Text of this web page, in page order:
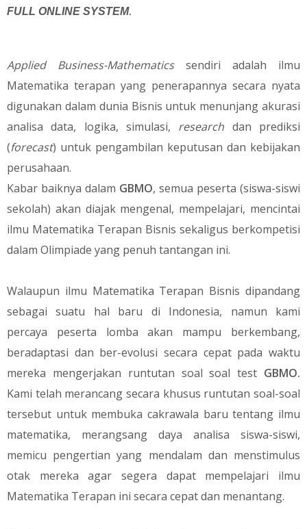
FULL ONLINE SYSTEM.
Applied Business-Mathematicssendiri adalah ilmu
Matematika terapan yang penerapannya secara nyata
digunakan dalam dunia Bisnis untuk menunjang akurasi
analisa data, logika, simulasi, research dan prediksi
(forecast) untuk pengambilan keputusan dan kebijakan
perusahaan.
Kabar baiknya dalam GBMO, semua peserta (siswa-siswi
sekolah) akan diajak mengenal, mempelajari, mencintai
ilmu Matematika Terapan Bisnis sekaligus berkompetisi
dalam Olimpiade yang penuh tantangan ini.
Walaupun ilmu Matematika Terapan Bisnis dipandang
sebagai suatu hal baru di Indonesia, namun kami
percaya peserta lomba akan mampu berkembang,
beradaptasi dan ber-evolusi secara cepat pada waktu
mereka mengerjakan runtutan soal soal test GBMO.
Kami telah merancang secara khusus runtutan soal-soal
tersebut untuk membuka cakrawala baru tentang ilmu
matematika, merangsang daya analisa siswa-siswi,
memicu pengertian yang mendalam dan menstimulus
otak mereka agar segera dapat mempelajari ilmu
Matematika Terapan ini secara cepat dan menantang.